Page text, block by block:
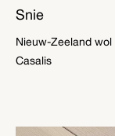
Snie
Nieuw-Zeeland wol
Casalis